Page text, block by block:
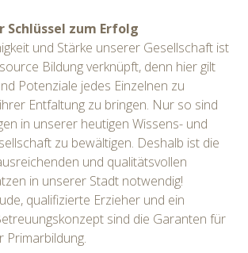
Schlüssel zum Erfolg
und Stärke unserer Gesellschaft ist
Bildung verknüpft, denn hier gilt
Potenziale jedes Einzelnen zu
Entfaltung zu bringen. Nur so sind
in unserer heutigen Wissens- und
zu bewältigen. Deshalb ist die
und qualitätsvollen
in unserer Stadt notwendig!
qualifizierte Erzieher und ein
sind die Garanten für
Primarbildung.